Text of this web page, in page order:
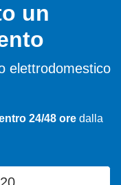
un
elettrodomestico
24/48 ore dalla